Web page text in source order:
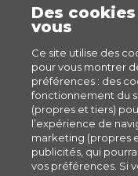
Des
vous
Ce site utilise des
pour vous montrer
préférences : des
fonctionnement du
(propres et tiers)
l’expérience de
marketing (propres
publicités, qui
vos préférences. Si